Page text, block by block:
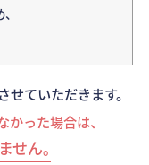
ていただきます。
った場合は、
せん｡